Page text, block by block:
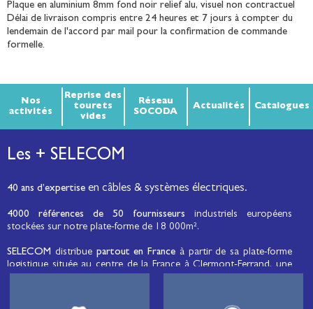
Plaque en aluminium 8mm fond noir relief alu, visuel non contractuel
Délai de livraison compris entre 24 heures et 7 jours à compter du
lendemain de l'accord par mail pour la confirmation de commande
formelle.
Nos
activités
Reprise des
tourets
vides
Réseau
SOCODA
Actualités Catalogues
Les + SELECOM
40 ans d’expertise en câbles & systèmes électriques.
4000 références de 50 fournisseurs industriels européens
stockées sur notre plate-forme de 18 000m².
SELECOM distribue partout en France à partir de sa plate-forme
logistique située au centre de la France à Clermont-Ferrand, une
, de matériel